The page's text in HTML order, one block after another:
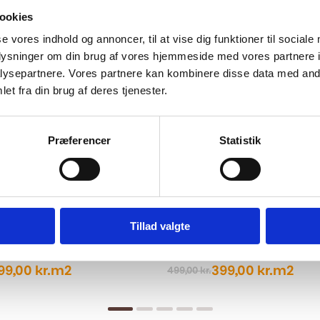
vores indhold og annoncer, til at vise dig funktioner til sociale
om din brug af vores hjemmeside med vores partnere
Vores partnere kan kombinere disse data med
fra din brug af deres tjenester.
Præferencer Statistik
Tillad valgte
kr.m2
-20%
499,00kr.
Den
pris
399,00 kr.
Den
pris
m2